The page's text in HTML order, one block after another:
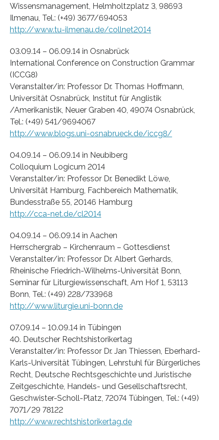
Wissensmanagement, Helmholtzplatz 3, 98693
Ilmenau, Tel.: (+49) 3677/694053
http://www.tu-ilmenau.de/collnet2014
03.09.14 – 06.09.14 in Osnabrück
International Conference on Construction Grammar
(ICCG8)
Veranstalter/in: Professor Dr. Thomas Hoffmann,
Universität Osnabrück, Institut für Anglistik
/Amerikanistik, Neuer Graben 40, 49074 Osnabrück,
Tel.: (+49) 541/9694067
http://www.blogs.uni-osnabrueck.de/iccg8/
04.09.14 – 06.09.14 in Neubiberg
Colloquium Logicum 2014
Veranstalter/in: Professor Dr. Benedikt Löwe,
Universität Hamburg, Fachbereich Mathematik,
Bundesstraße 55, 20146 Hamburg
http://cca-net.de/cl2014
04.09.14 – 06.09.14 in Aachen
Herrschergrab – Kirchenraum – Gottesdienst
Veranstalter/in: Professor Dr. Albert Gerhards,
Rheinische Friedrich-Wilhelms-Universität Bonn,
Seminar für Liturgiewissenschaft, Am Hof 1, 53113
Bonn, Tel.: (+49) 228/733968
http://www.liturgie.uni-bonn.de
07.09.14 – 10.09.14 in Tübingen
40. Deutscher Rechtshistorikertag
Veranstalter/in: Professor Dr. Jan Thiessen, Eberhard-
Karls-Universität Tübingen, Lehrstuhl für Bürgerliches
Recht, Deutsche Rechtsgeschichte und Juristische
Zeitgeschichte, Handels- und Gesellschaftsrecht,
Geschwister-Scholl-Platz, 72074 Tübingen, Tel.: (+49)
7071/29 78122
http://www.rechtshistorikertag.de